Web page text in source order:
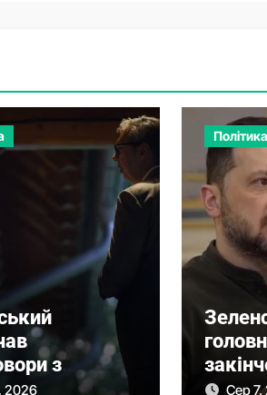
з
про нову
2026
Політика
після
Сер